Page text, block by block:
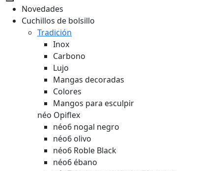
Novedades
Cuchillos de bolsillo
Tradición
Inox
Carbono
Lujo
Mangas decoradas
Colores
Mangos para esculpir
néo Opiflex
néo6 nogal negro
néo6 olivo
néo6 Roble Black
néo6 ébano